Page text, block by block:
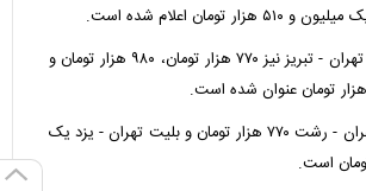
نرخ‌های بلیت قطار تهران - تبریز نیز ۷۷۰ هزار تومان، ۹۸۰ هزار تومان و
قیمت بلیت قطار تهران - رشت ۷۷۰ هزار تومان و بلیت تهران - یزد یک